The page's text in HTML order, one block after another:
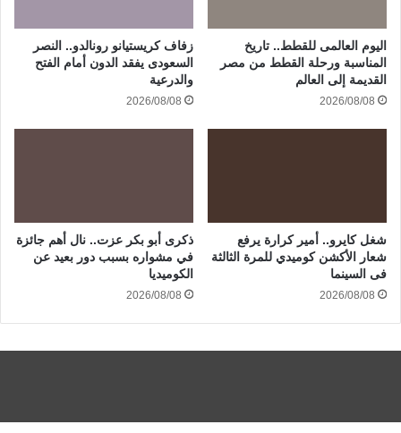
اليوم العالمى للقطط.. تاريخ
المناسبة ورحلة القطط من مصر
القديمة إلى العالم
2026/08/08
زفاف كريستيانو رونالدو.. النصر
السعودى يفقد الدون أمام الفتح
والدرعية
2026/08/08
شغل كايرو.. أمير كرارة يرفع
شعار الأكشن كوميدي للمرة الثالثة
فى السينما
2026/08/08
ذكرى أبو بكر عزت.. نال أهم جائزة
في مشواره بسبب دور بعيد عن
الكوميديا
2026/08/08